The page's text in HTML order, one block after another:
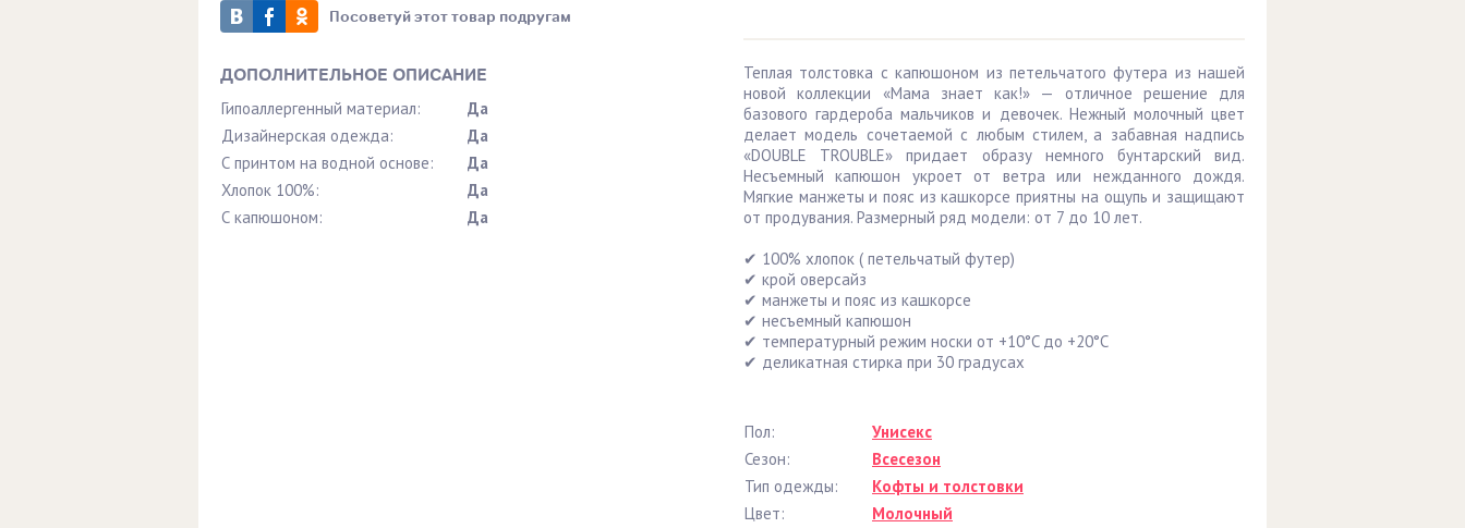
Посоветуй этот товар подругам
ДОПОЛНИТЕЛЬНОЕ ОПИСАНИЕ
Гипоаллергенный материал:
Да
Дизайнерская одежда:
Да
С принтом на водной основе:
Да
Хлопок 100%:
Да
С капюшоном:
Да
Теплая толстовка с капюшоном из петельчатого футера из нашей
новой коллекции «Мама знает как!» — отличное решение для
базового гардероба мальчиков и девочек. Нежный молочный цвет
делает модель сочетаемой с любым стилем, а забавная надпись
«DOUBLE TROUBLE» придает образу немного бунтарский вид.
Несъемный капюшон укроет от ветра или нежданного дождя.
Мягкие манжеты и пояс из кашкорсе приятны на ощупь и защищают
от продувания. Размерный ряд модели: от 7 до 10 лет.
✔ 100% хлопок ( петельчатый футер)
✔ крой оверсайз
✔ манжеты и пояс из кашкорсе
✔ несъемный капюшон
✔ температурный режим носки от +10°C до +20°C
✔ деликатная стирка при 30 градусах
Пол:
Унисекс
Сезон:
Всесезон
Тип одежды:
Кофты и толстовки
Цвет:
Молочный